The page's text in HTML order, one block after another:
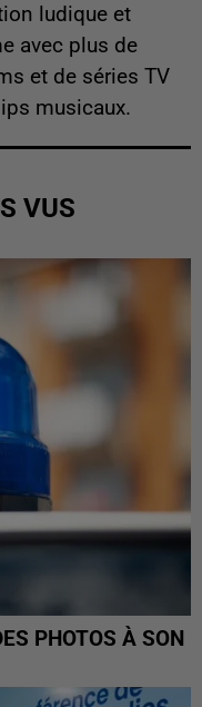
ludique et
avec plus de
et de séries TV
musicaux.
VUS
PHOTOS À SON